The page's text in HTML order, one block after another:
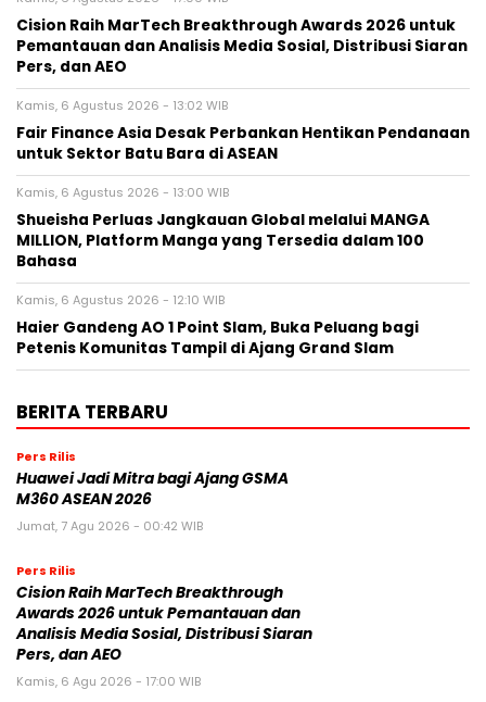
Cision Raih MarTech Breakthrough Awards 2026 untuk
Pemantauan dan Analisis Media Sosial, Distribusi Siaran
Pers, dan AEO
Kamis, 6 Agustus 2026 - 13:02 WIB
Fair Finance Asia Desak Perbankan Hentikan Pendanaan
untuk Sektor Batu Bara di ASEAN
Kamis, 6 Agustus 2026 - 13:00 WIB
Shueisha Perluas Jangkauan Global melalui MANGA
MILLION, Platform Manga yang Tersedia dalam 100
Bahasa
Kamis, 6 Agustus 2026 - 12:10 WIB
Haier Gandeng AO 1 Point Slam, Buka Peluang bagi
Petenis Komunitas Tampil di Ajang Grand Slam
BERITA TERBARU
Pers Rilis
Huawei Jadi Mitra bagi Ajang GSMA
M360 ASEAN 2026
Jumat, 7 Agu 2026 - 00:42 WIB
Pers Rilis
Cision Raih MarTech Breakthrough
Awards 2026 untuk Pemantauan dan
Analisis Media Sosial, Distribusi Siaran
Pers, dan AEO
Kamis, 6 Agu 2026 - 17:00 WIB